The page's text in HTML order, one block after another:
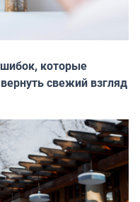
которые
свежий взгляд